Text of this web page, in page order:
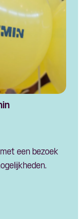
een bezoek